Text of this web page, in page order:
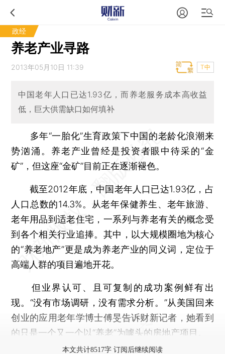
政经
养老产业寻路
2013年05月10日 11:39 T中
中国老年人口已达1.93亿，而养老服务成本高收益
低，巨大供需缺口如何填补
多年“一胎化”生育政策下中国的老龄化浪潮来
势汹涌。养老产业曾经是投资者眼中待采的“金
矿”，但这座“金矿”目前正在逐渐褪色。
截至2012年底，中国老年人口已达1.93亿，占
人口总数的14.3%。从老年保健养生、老年旅游、
老年用品到适老住宅，一系列与养老有关的概念受
到各个相关行业追捧。其中，以大规模圈地为核心
的“养老地产”更是成为养老产业的同义词，定位于
高端人群的项目遍地开花。
但业界认可、且可复制的成功案例鲜有出
现。“没有市场调研，没有需求分析。”从美国回来
创业的应用老年学博士傅旻告诉财新记者，她看到
的只是一个又一个以“养老”为噱头的房地产项目。
本文共计8517字 订阅后继续阅读